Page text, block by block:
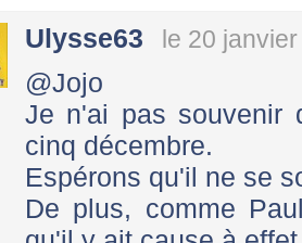
Ulysse63 le 20
@Jojo
Je n'ai pas souvenir
cinq décembre.
Espérons qu'il ne se
De plus, comme